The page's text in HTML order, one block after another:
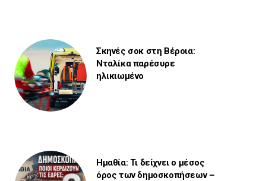
Σκηνές σοκ στη Βέροια:
Νταλίκα παρέσυρε
ηλικιωμένο
Ημαθία: Τι δείχνει ο μέσος
όρος των δημοσκοπήσεων –